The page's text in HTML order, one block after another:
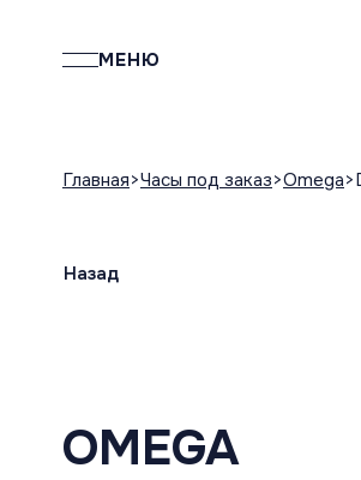
МЕНЮ
Главная Часы под заказ Omega
Назад
OMEGA